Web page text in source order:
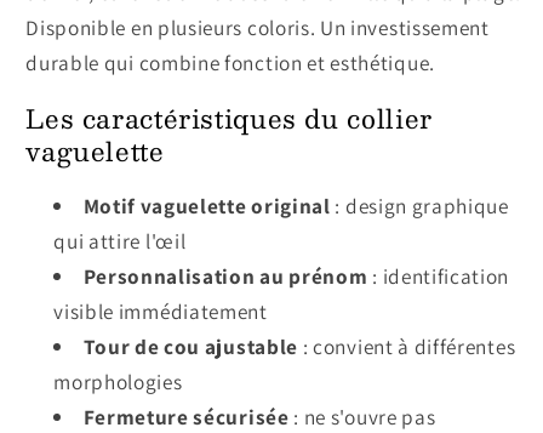
Disponible en plusieurs coloris. Un investissement
durable qui combine fonction et esthétique.
Les caractéristiques du collier
vaguelette
Motif vaguelette original : design graphique
qui attire l'œil
Personnalisation au prénom : identification
visible immédiatement
Tour de cou ajustable : convient à différentes
morphologies
Fermeture sécurisée : ne s'ouvre pas